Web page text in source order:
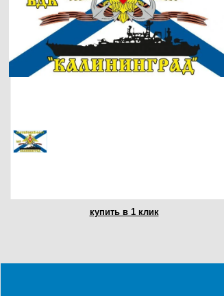
купить в 1 клик